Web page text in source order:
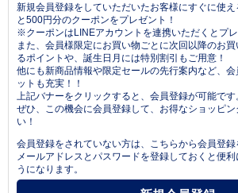
新規会員登録をしていただいたお客様にすぐに使
と500円分のクーポンをプレゼント！
※クーポンはLINEアカウントを連携いただくとプレ
また、会員様限定にお買い物ごとに次回以降のお
るポイントや、誕生日月には特別割引もご用意！
他にも新商品情報や限定セールの先行案内など、会
ットも充実！！
上記バナーをクリックすると、会員登録が可能です
ぜひ、この機会に会員登録して、お得なショッピ
い！
会員登録をされていない方は、こちらから会員登録
メールアドレスとパスワードを登録しておくと便
うになります。